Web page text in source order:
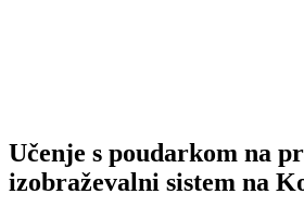
Učenje s poudarkom na
izobraževalni sistem na